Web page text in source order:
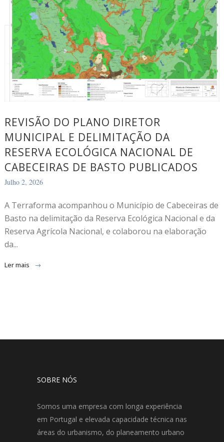
REVISÃO DO PLANO DIRETOR
MUNICIPAL E DELIMITAÇÃO DA
RESERVA ECOLÓGICA NACIONAL DE
CABECEIRAS DE BASTO PUBLICADOS
Julho 2, 2026
A Terraforma acompanhou o Município de Cabeceiras de
Basto na delimitação da Reserva Ecológica Nacional e da
Reserva Agrícola Nacional, e colaborou na elaboração
da...
Ler mais
SOBRE NÓS
Somos uma empresa com longa experiência
em Portugal e elevada capacidade técnica nas
áreas do urbanismo, do planeamento urbano